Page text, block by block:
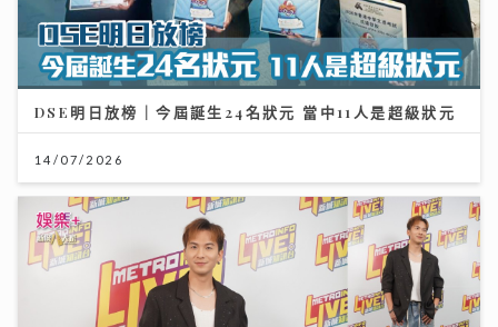
DSE明日放榜｜今屆誕生24名狀元 當中11人是超級狀元
14/07/2026